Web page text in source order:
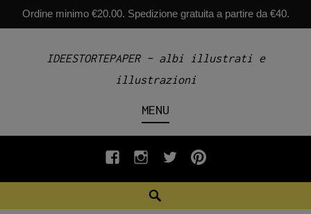
Ordine minimo €20.00. Spedizione gratuita a partire da €40.
IDEESTORTEPAPER – albi illustrati e
illustrazioni
MENU
fb INSTAGRAM
twiterpinterest